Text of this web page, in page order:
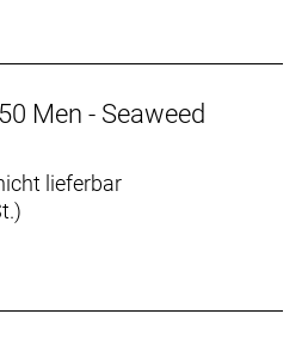
Men - Seaweed
lieferbar